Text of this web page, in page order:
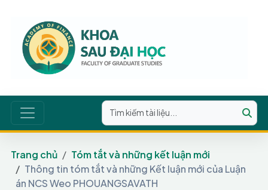
Trang chủ
Tóm tắt và những kết luận mới
Thông tin tóm tắt và những Kết luận mới của Luận
án NCS Weo PHOUANGSAVATH